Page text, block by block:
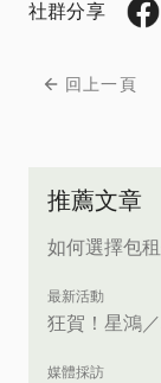
社群分享
回上一頁
推薦文章
如何選擇包
最新活動
狂賀！星鴻
媒體採訪